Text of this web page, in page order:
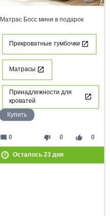
Матрас Босс мини в подарок
Прикроватные тумбочки
Матрасы
Принадлежности для
кроватей
Купить
thumb_down 0 thumb_up 0
mode_comment 0
Осталось 23дня